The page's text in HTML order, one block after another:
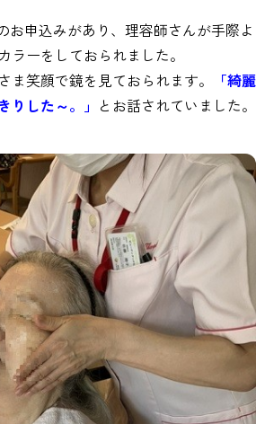
お申込みがあり、理容師さんが手際よ
ラーをしておられました。
ま笑顔で鏡を見ておられます。
「綺麗
りした～。」 とお話されていました。